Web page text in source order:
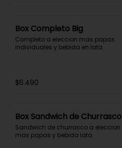
Box Completo Big
Completo a eleccion mas papas
individuales y bebida en lata
$6.490
Box Sandwich de Churrasco
Sandwich de churrasco a eleccion
mas papas y bebida lata